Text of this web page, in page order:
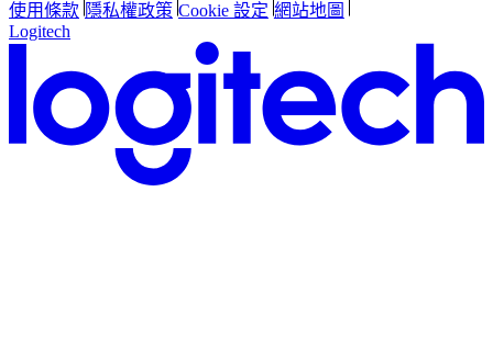
使用條款 隱私權政策 Cookie 設定 網站地圖
Logitech